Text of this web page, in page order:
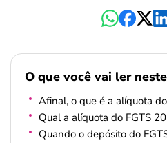
O que você vai ler
Afinal, o que é a alíquota
Qual a alíquota do FGTS
Quando o depósito do